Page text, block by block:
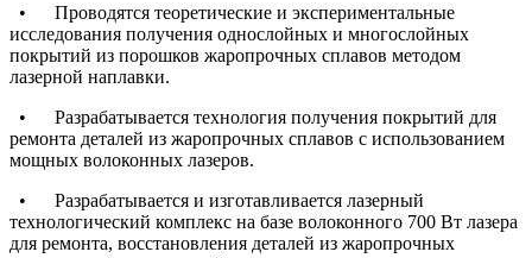
• Проводятся теоретические и экспериментальные
исследования получения однослойных и многослойных
покрытий из порошков жаропрочных сплавов методом
лазерной наплавки.
• Разрабатывается технология получения покрытий для
ремонта деталей из жаропрочных сплавов с использованием
мощных волоконных лазеров.
• Разрабатывается и изготавливается лазерный
технологический комплекс на базе волоконного 700 Вт лазера
для ремонта, восстановления деталей из жаропрочных